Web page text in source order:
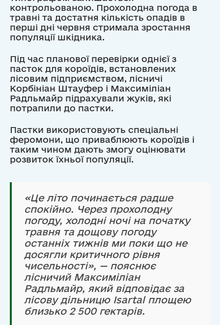
контрольованою. Прохолодна погода в
травні та достатня кількість опадів в
перші дні червня стримала зростання
популяції шкідника.
Під час планової перевірки однієї з
пасток для короїдів, встановлених
лісовим підприємством, лісничі
Корбініан Штауфер і Максиміліан
Радльмайр підрахували жуків, які
потрапили до пастки.
Пастки використовують спеціальні
феромони, що приваблюють короїдів і
таким чином дають змогу оцінювати
розвиток їхньої популяції.
«Це літо починається радше
спокійно. Через прохолодну
погоду, холодні ночі на початку
травня та дощову погоду
останніх тижнів ми поки що не
досягли критичного рівня
чисельності», — пояснює
лісничий Максиміліан
Радльмайр, який відповідає за
лісову дільницю Isartal площею
близько 2 500 гектарів.